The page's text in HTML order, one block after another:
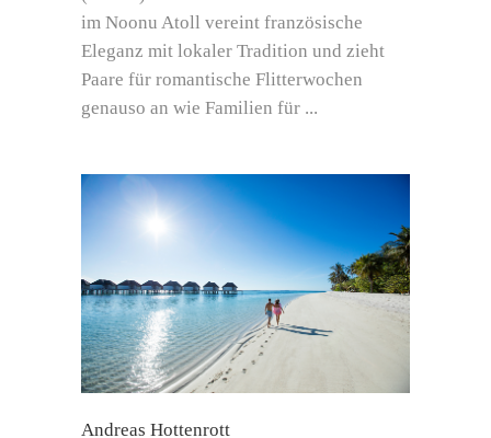
im Noonu Atoll vereint französische
Eleganz mit lokaler Tradition und zieht
Paare für romantische Flitterwochen
genauso an wie Familien für
Andreas Hottenrott